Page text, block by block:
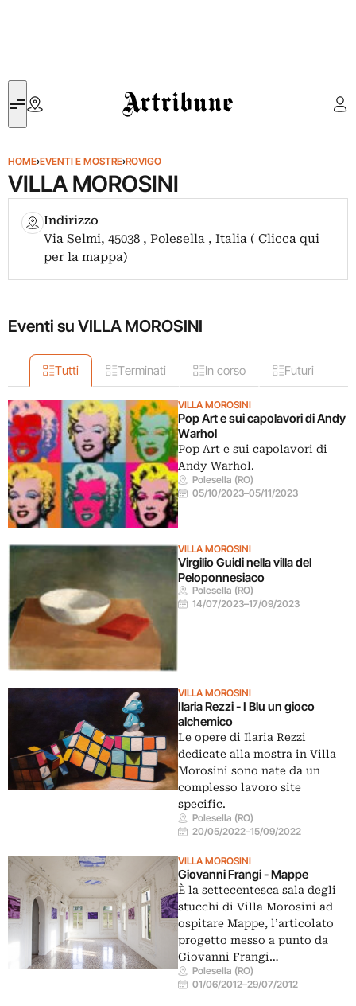
Artribune
HOME›EVENTI E MOSTRE›ROVIGO
VILLA MOROSINI
Indirizzo
Via Selmi, 45038 , Polesella , Italia ( Clicca qui
per la mappa)
Eventi su VILLA MOROSINI
Tutti Terminati In corso Futuri
VILLA MOROSINI
Pop Art e sui capolavori di Andy
Warhol
Pop Art e sui capolavori di
Andy Warhol.
Polesella (RO)
05/10/2023–05/11/2023
VILLA MOROSINI
Virgilio Guidi nella villa del
Peloponnesiaco
Polesella (RO)
14/07/2023–17/09/2023
VILLA MOROSINI
Ilaria Rezzi - I Blu un gioco
alchemico
Le opere di Ilaria Rezzi
dedicate alla mostra in Villa
Morosini sono nate da un
complesso lavoro site
specific.
Polesella (RO)
20/05/2022–15/09/2022
VILLA MOROSINI
Giovanni Frangi - Mappe
È la settecentesca sala degli
stucchi di Villa Morosini ad
ospitare Mappe, l’articolato
progetto messo a punto da
Giovanni Frangi…
Polesella (RO)
01/06/2012–29/07/2012